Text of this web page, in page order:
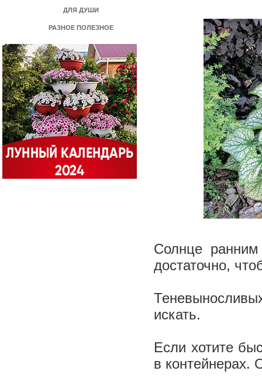
ДЛЯ ДУШИ
РАЗНОЕ ПОЛЕЗНОЕ
Солнце
достаточно,
искать.
Если хотите
в контейнерах.